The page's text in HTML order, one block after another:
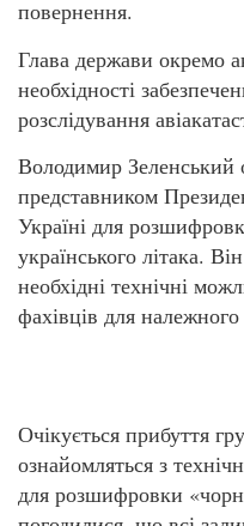
повернення.
Глава держави окремо
необхідності
розслідування
Володимир Зеленський
представником
Україні для
українського літака.
необхідні технічні
фахівців для
Очікується прибуття
ознайомляться з
для розшифровки